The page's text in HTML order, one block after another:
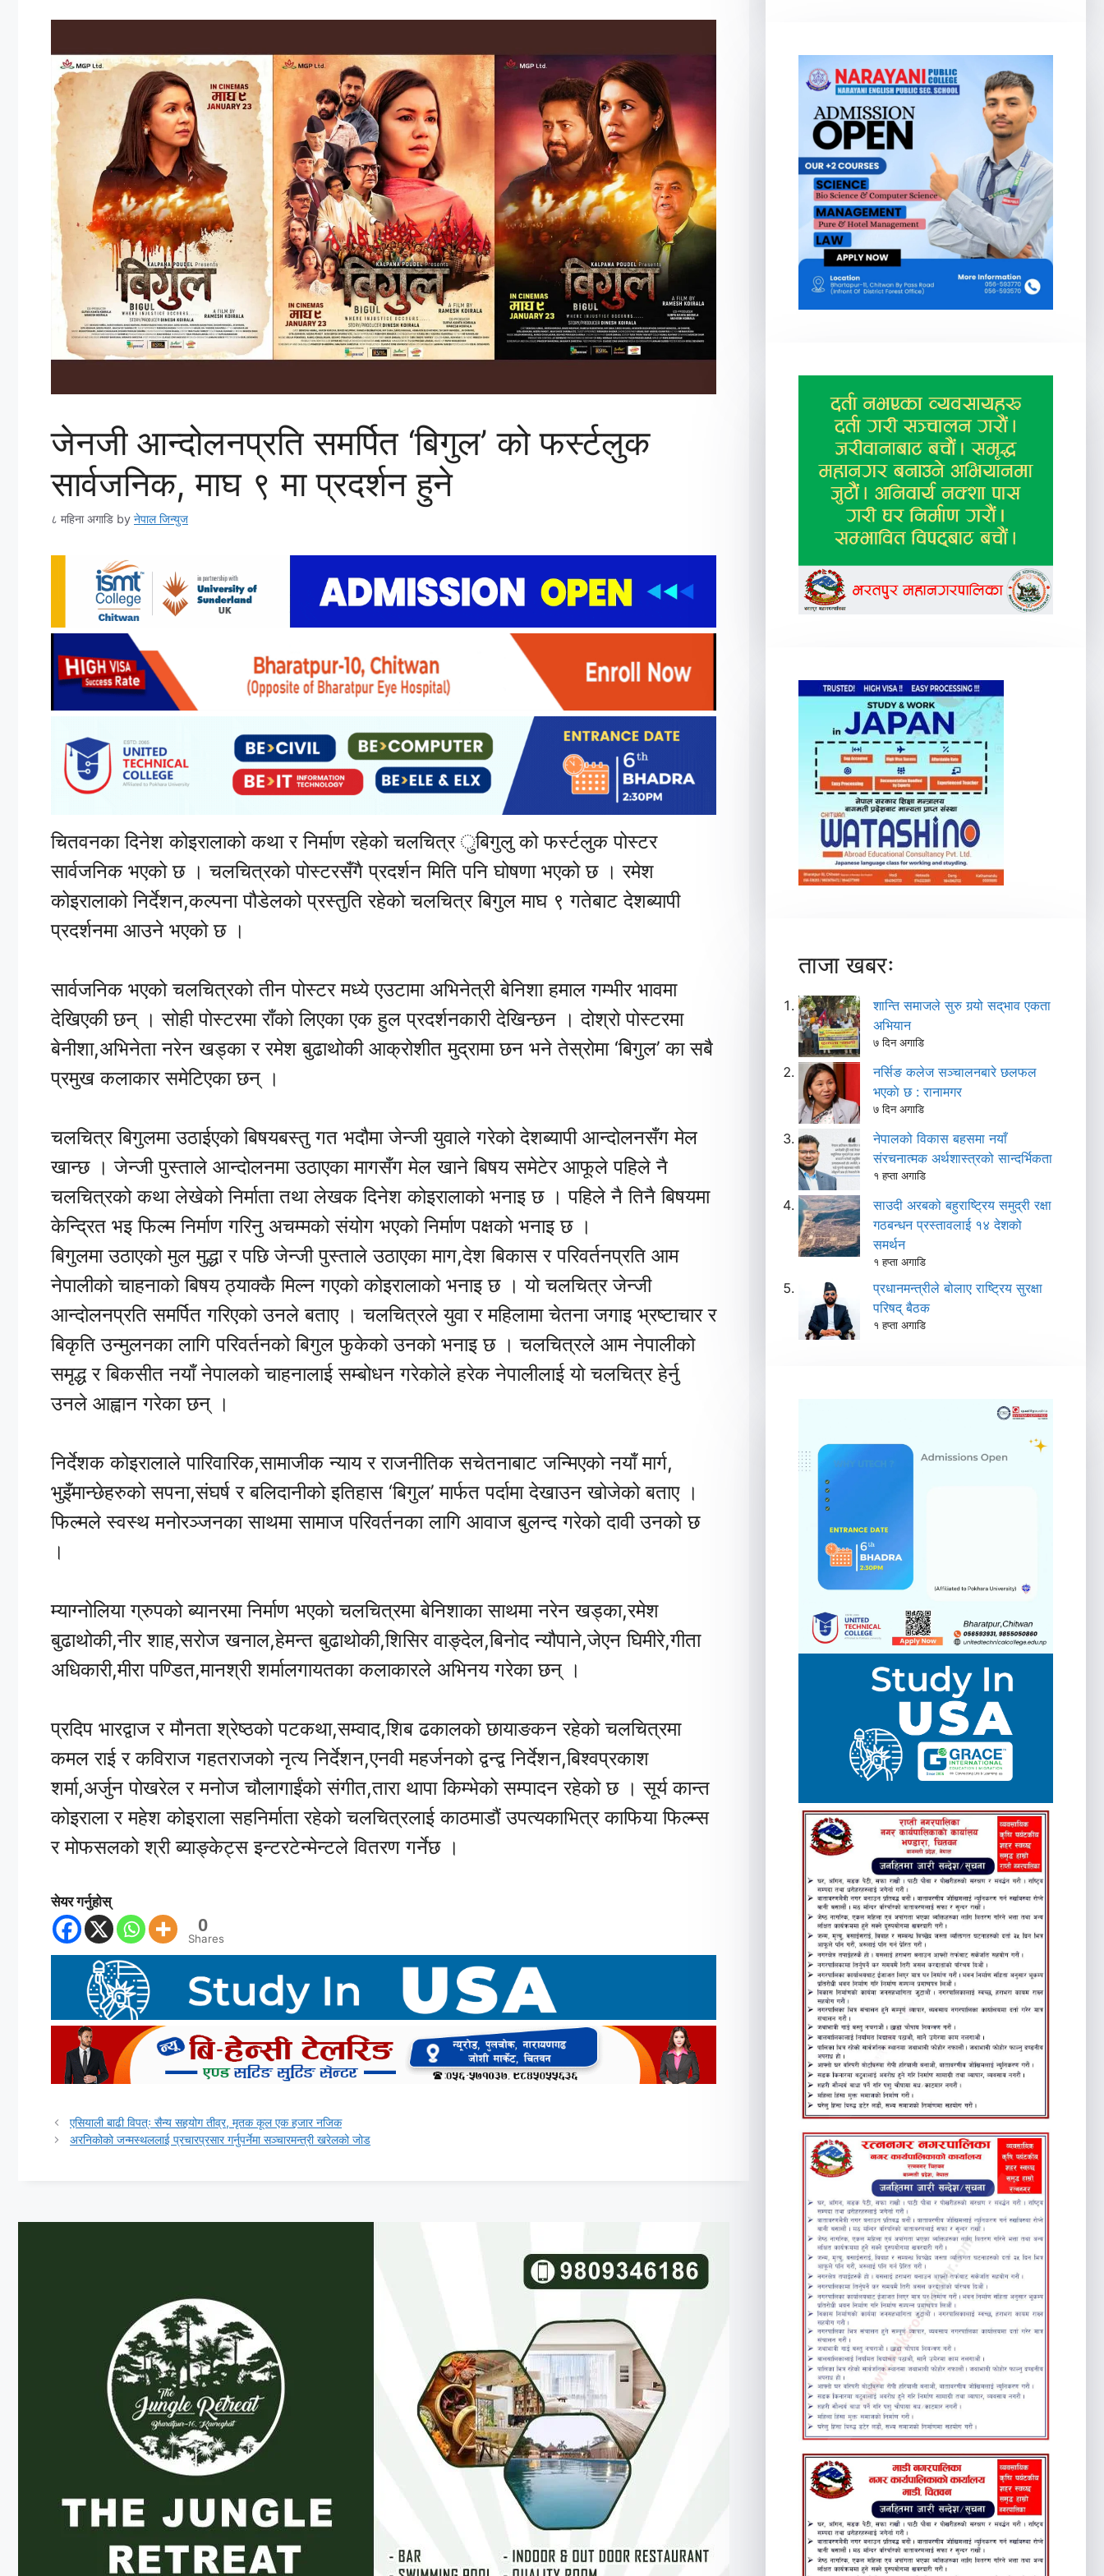
जेनजी आन्दोलनप्रति समर्पित ‘बिगुल’ को फर्स्टलुक
सार्वजनिक, माघ ९ मा प्रदर्शन हुने
८ महिना अगाडि by नेपाल जिन्युज
चितवनका दिनेश कोइरालाको कथा र निर्माण रहेको चलचित्र ुबिगुलु को फर्स्टलुक पोस्टर
सार्वजनिक भएको छ । चलचित्रको पोस्टरसँगै प्रदर्शन मिति पनि घोषणा भएको छ । रमेश
कोइरालाको निर्देशन,कल्पना पौडेलको प्रस्तुति रहेको चलचित्र बिगुल माघ ९ गतेबाट देशब्यापी
प्रदर्शनमा आउने भएको छ ।
सार्वजनिक भएको चलचित्रको तीन पोस्टर मध्ये एउटामा अभिनेत्री बेनिशा हमाल गम्भीर भावमा
देखिएकी छन् । सोही पोस्टरमा राँको लिएका एक हुल प्रदर्शनकारी देखिन्छन । दोश्रो पोस्टरमा
बेनीशा,अभिनेता नरेन खड्का र रमेश बुढाथोकी आक्रोशीत मुद्रामा छन भने तेस्रोमा ‘बिगुल’ का सबै
प्रमुख कलाकार समेटिएका छन् ।
चलचित्र बिगुलमा उठाईएको बिषयबस्तु गत भदौमा जेन्जी युवाले गरेको देशब्यापी आन्दोलनसँग मेल
खान्छ । जेन्जी पुस्ताले आन्दोलनमा उठाएका मागसँग मेल खाने बिषय समेटेर आफूले पहिले नै
चलचित्रको कथा लेखेको निर्माता तथा लेखक दिनेश कोइरालाको भनाइ छ । पहिले नै तिनै बिषयमा
केन्द्रित भइ फिल्म निर्माण गरिनु अचम्मको संयोग भएको निर्माण पक्षको भनाइ छ ।
बिगुलमा उठाएको मुल मुद्धा र पछि जेन्जी पुस्ताले उठाएका माग,देश बिकास र परिवर्तनप्रति आम
नेपालीको चाहनाको बिषय ठ्याक्कै मिल्न गएको कोइरालाको भनाइ छ । यो चलचित्र जेन्जी
आन्दोलनप्रति समर्पित गरिएको उनले बताए । चलचित्रले युवा र महिलामा चेतना जगाइ भ्रष्टाचार र
बिकृति उन्मुलनका लागि परिवर्तनको बिगुल फुकेको उनको भनाइ छ । चलचित्रले आम नेपालीको
समृद्ध र बिकसीत नयाँ नेपालको चाहनालाई सम्बोधन गरेकोले हरेक नेपालीलाई यो चलचित्र हेर्नु
उनले आह्वान गरेका छन् ।
निर्देशक कोइरालाले पारिवारिक,सामाजीक न्याय र राजनीतिक सचेतनाबाट जन्मिएको नयाँ मार्ग,
भुइँमान्छेहरुको सपना,संघर्ष र बलिदानीको इतिहास ‘बिगुल’ मार्फत पर्दामा देखाउन खोजेको बताए ।
फिल्मले स्वस्थ मनोरञ्जनका साथमा सामाज परिवर्तनका लागि आवाज बुलन्द गरेको दावी उनको छ
।
म्याग्नोलिया ग्रुपको ब्यानरमा निर्माण भएको चलचित्रमा बेनिशाका साथमा नरेन खड्का,रमेश
बुढाथोकी,नीर शाह,सरोज खनाल,हेमन्त बुढाथोकी,शिसिर वाङ्देल,बिनोद न्यौपाने,जेएन घिमीरे,गीता
अधिकारी,मीरा पण्डित,मानश्री शर्मालगायतका कलाकारले अभिनय गरेका छन् ।
प्रदिप भारद्वाज र मौनता श्रेष्ठको पटकथा,सम्वाद,शिब ढकालको छायाङकन रहेको चलचित्रमा
कमल राई र कविराज गहतराजको नृत्य निर्देशन,एनवी महर्जनको द्वन्द्व निर्देशन,बिश्वप्रकाश
शर्मा,अर्जुन पोखरेल र मनोज चौलागाईंको संगीत,तारा थापा किम्भेको सम्पादन रहेको छ । सूर्य कान्त
कोइराला र महेश कोइराला सहनिर्माता रहेको चलचित्रलाई काठमाडौं उपत्यकाभित्र काफिया फिल्म्स
र मोफसलको श्री ब्याङ्केट्स इन्टरटेन्मेन्टले वितरण गर्नेछ ।
सेयर गर्नुहोस्
0
Shares
एसियाली बाढी विपत्ः सैन्य सहयोग तीव्र, मृतक कूल एक हजार नजिक
अरनिकोको जन्मस्थललाई प्रचारप्रसार गर्नुपर्नेमा सञ्चारमन्त्री खरेलको जोड
ताजा खबरः
शान्ति समाजले सुरु गर्‍यो सद्‌भाव एकता
अभियान
७ दिन अगाडि
नर्सिङ कलेज सञ्चालनबारे छलफल
भएकाे छ : रानामगर
७ दिन अगाडि
नेपालको विकास बहसमा नयाँ
संरचनात्मक अर्थशास्त्रको सान्दर्भिकता
१ हप्ता अगाडि
साउदी अरबको बहुराष्ट्रिय समुद्री रक्षा
गठबन्धन प्रस्तावलाई १४ देशको
समर्थन
१ हप्ता अगाडि
प्रधानमन्त्रीले बोलाए राष्ट्रिय सुरक्षा
परिषद् बैठक
१ हप्ता अगाडि